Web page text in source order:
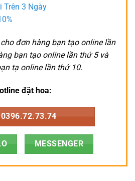
Trên 3 Ngày
đơn hàng bạn tạo online lần
bạn tạo online lần thứ 5 và
tạ online lần thứ 10.
đặt hoa:
0396.72.73.74
MESSENGER